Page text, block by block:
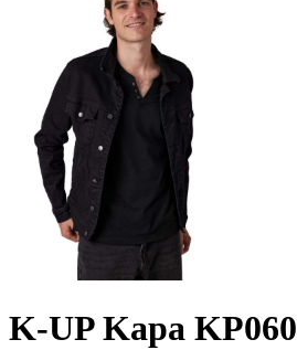
K-UP Kapa KP060